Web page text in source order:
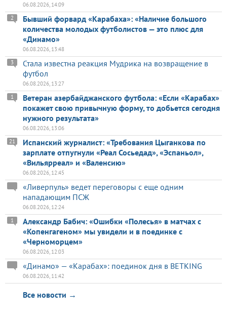
06.08.2026, 14:09
Бывший форвард «Карабаха»: «Наличие большого
количества молодых футболистов — это плюс для
«Динамо»
2
06.08.2026, 13:48
Стала известна реакция Мудрика на возвращение в
футбол
3
06.08.2026, 13:27
Ветеран азербайджанского футбола: «Если «Карабах»
покажет свою привычную форму, то добьется сегодня
нужного результата»
1
06.08.2026, 13:06
Испанский журналист: «Требования Цыганкова по
зарплате отпугнули «Реал Сосьедад», «Эспаньол»,
«Вильярреал» и «Валенсию»
21
06.08.2026, 12:45
«Ливерпуль» ведет переговоры с еще одним
нападающим ПСЖ
06.08.2026, 12:24
Александр Бабич: «Ошибки «Полесья» в матчах с
«Копенгагеном» мы увидели и в поединке с
«Черноморцем»
1
06.08.2026, 12:03
«Динамо» — «Карабах»: поединок дня в BETKING
06.08.2026, 11:42
Все новости →